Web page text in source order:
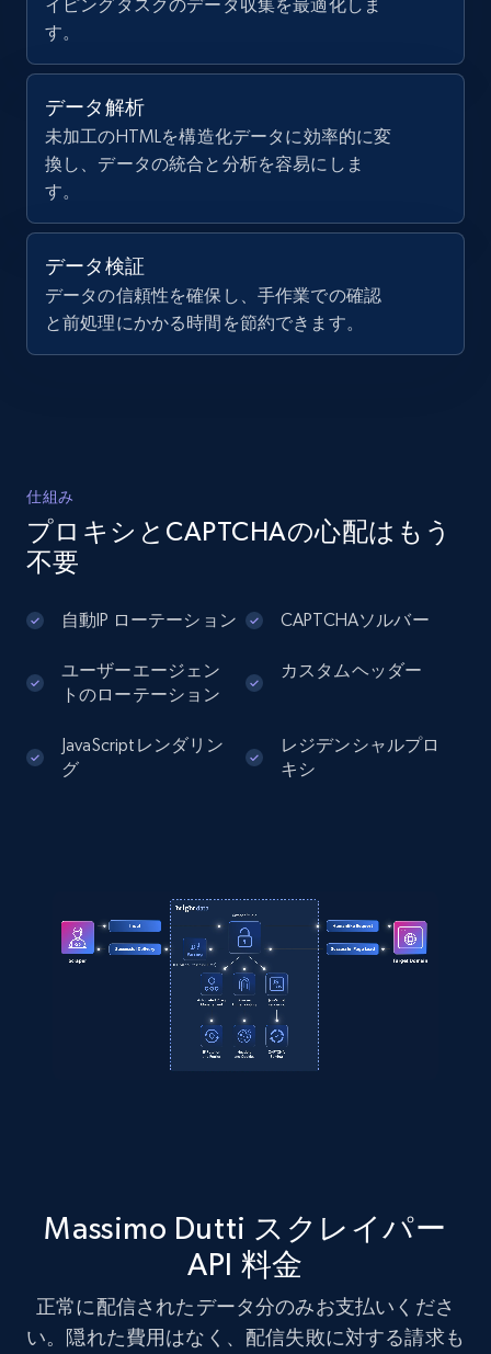
イピングタスクのデータ収集を最適化しま
す。
データ解析
未加工のHTMLを構造化データに効率的に変
換し、データの統合と分析を容易にしま
す。
データ検証
データの信頼性を確保し、手作業での確認
と前処理にかかる時間を節約できます。
仕組み
プロキシとCAPTCHAの心配はもう
不要
自動IP ローテーション CAPTCHAソルバー
ユーザーエージェン
トのローテーション
カスタムヘッダー
JavaScriptレンダリン
グ
レジデンシャルプロ
キシ
Massimo Dutti スクレイパー
API 料金
正常に配信されたデータ分のみお支払いくださ
い。隠れた費用はなく、配信失敗に対する請求も